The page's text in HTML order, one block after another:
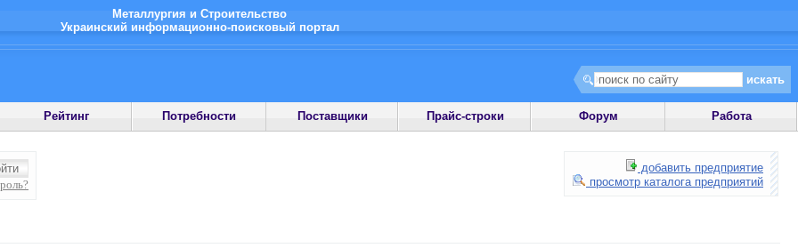
Металлургия и Строительство
Украинский информационно-поисковый портал
Рейтинг Потребности Поставщики Прайс-строки Форум Работа
добавить предприятие
просмотр каталога предприятий